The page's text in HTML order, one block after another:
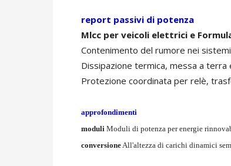
report passivi di potenza
Mlcc per veicoli elettrici e
Contenimento del rumore nei
Dissipazione termica, messa a terra
Protezione coordinata per relè,
approfondimenti
moduli Moduli di potenza per energie
conversioneAll'altezza di carichi dinamici